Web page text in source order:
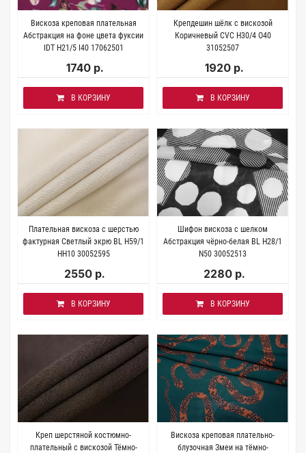
Вискоза креповая плательная
Абстракция на фоне цвета фуксии
IDT H21/5 I40 17062501
1740 р.
В КОРЗИНУ
Крепдешин шёлк с вискозой
Коричневый CVC H30/4 O40
31052507
1920 р.
В КОРЗИНУ
Плательная вискоза с шерстью
фактурная Светлый экрю BL H59/1
HH10 30052595
2550 р.
В КОРЗИНУ
Шифон вискоза с шелком
Абстракция чёрно-белая BL H28/1
N50 30052513
2280 р.
В КОРЗИНУ
Креп шерстяной костюмно-
плательный с вискозой Тёмно-
Вискоза креповая плательно-
блузочная Змеи на тёмно-